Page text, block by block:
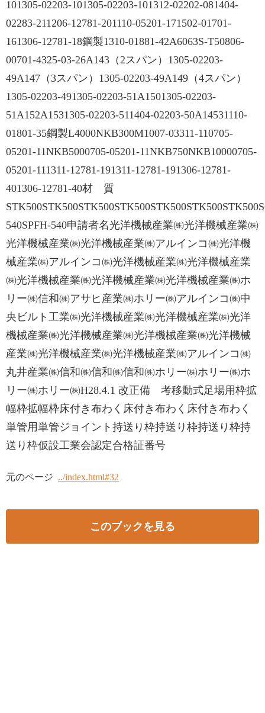
101305-02203-101305-02203-101312-02202-081404-
02283-211206-12781-201110-05201-171502-01701-
161306-12781-18鋼製1310-01881-42A6063S-T50806-
00701-4325-03-26A143（2スパン）1305-02203-
49A147（3スパン）1305-02203-49A149（4スパン）
1305-02203-491305-02203-51A1501305-02203-
51A152A1531305-02203-511404-02203-50A14531110-
01801-35鋼製L4000NKB300M1007-03311-110705-
05201-11NKB5000705-05201-11NKB750NKB10000705-
05201-111311-12781-191311-12781-191306-12781-
401306-12781-40材 質
540SPFH-540申請者名光洋機械産業㈱光洋機械産業㈱
光洋機械産業㈱光洋機械産業㈱アルインコ㈱光洋機
械産業㈱アルインコ㈱光洋機械産業㈱光洋機械産業
㈱光洋機械産業㈱光洋機械産業㈱光洋機械産業㈱ホ
リー㈱信和㈱アサヒ産業㈱ホリー㈱アルインコ㈱中
央ビルト工業㈱光洋機械産業㈱光洋機械産業㈱光洋
機械産業㈱光洋機械産業㈱光洋機械産業㈱光洋機械
産業㈱光洋機械産業㈱光洋機械産業㈱アルインコ㈱
丸井産業㈱信和㈱信和㈱信和㈱ホリー㈱ホリー㈱ホ
リー㈱ホリー㈱H28.4.1 改正備 考移動式足場用枠拡
幅枠拡幅枠床付き布わく床付き布わく床付き布わく
単管用単管ジョイント持送り枠持送り枠持送り枠持
送り枠仮設工業会認定合格証番号
元のページ ../index.html#32
このブックを見る